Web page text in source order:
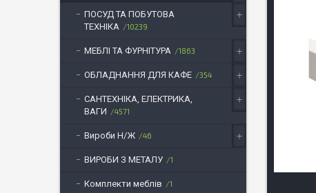
ПОСУД ТА ПОБУТОВА
ТЕХНІКА
10239
МЕБЛІ ТА ФУРНІТУРА 1863
ОБЛАДНАННЯ ДЛЯ КАФЕ 354
САНТЕХНІКА, ЕЛЕКТРИКА,
ВАГИ
4571
Вироби Н/Ж 46
ВИРОБИ З МЕТАЛУ 1
Комплекти меблів 1